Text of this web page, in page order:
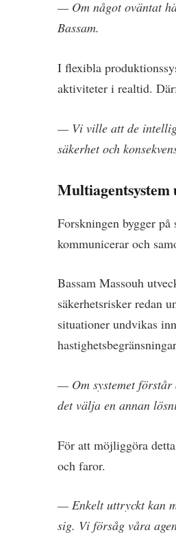
— Om något oväntat
Bassam.
I flexibla
aktiviteter i realtid.
— Vi ville att de
säkerhet och
Forskningen bygger
kommunicerar och
Bassam Massouh
säkerhetsrisker redan
situationer undvikas
— Om systemet förstår
det välja en annan
För att möjliggöra
och faror.
— Enkelt uttryckt kan
sig. Vi försåg våra